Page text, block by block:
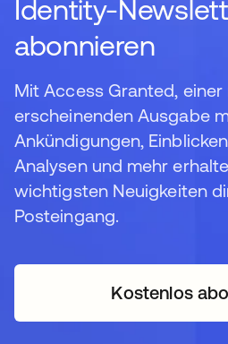
Identity-
abonnieren
Mit Access Granted,
erscheinenden Ausgabe
Ankündigungen,
Analysen und mehr
wichtigsten Neuigkeiten
Posteingang.
Kostenlos